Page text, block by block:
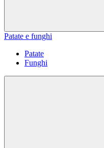
Patate e funghi
Patate
Funghi